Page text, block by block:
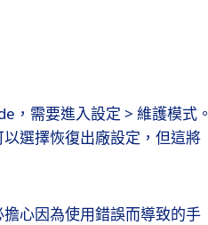
需要進入設定 > 維護模式。
選擇恢復出廠設定，但這將
心因為使用錯誤而導致的手